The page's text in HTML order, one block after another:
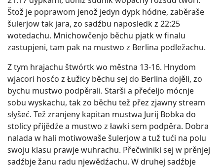
Štož je poprawom jenož jedyn dypk hódne, zaběraše
šulerjow tak jara, zo sadźbu naposledk z 22:25
wotedachu. Mnichowčenjo běchu pjatk w finalu
zastupjeni, tam pak na mustwo z Berlina podležachu.
Z tym hrajachu štwórtk wo městna 13-16. Hnydom
wjacori hosćo z Łužicy běchu sej do Berlina dojěli, zo
bychu mustwo podpěrali. Starši a přećeljo mócnje
sobu wyskachu, tak zo běchu tež přez zjawny stream
słyšeć. Tež zranjeny kapitan mustwa Jurij Bobka do
stolicy přijědźe a mustwo z ławki sem podpěra. Dobra
nalada w hali motiwowaše šulerjow a tuž tući na polu
swoju klasu prawje wuhrachu. Přečwiniki sej w prěnjej
sadźbje žanu radu njewědźachu. W druhej sadźbje